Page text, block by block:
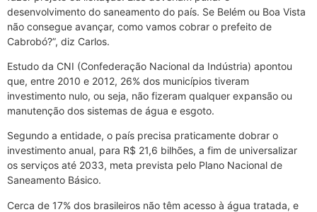
desenvolvimento do saneamento do país. Se Belém ou Boa Vista
não consegue avançar, como vamos cobrar o prefeito de
Cabrobó?”, diz Carlos.
Estudo da CNI (Confederação Nacional da Indústria) apontou
que, entre 2010 e 2012, 26% dos municípios tiveram
investimento nulo, ou seja, não fizeram qualquer expansão ou
manutenção dos sistemas de água e esgoto.
Segundo a entidade, o país precisa praticamente dobrar o
investimento anual, para R$ 21,6 bilhões, a fim de universalizar
os serviços até 2033, meta prevista pelo Plano Nacional de
Saneamento Básico.
Cerca de 17% dos brasileiros não têm acesso à água tratada, e